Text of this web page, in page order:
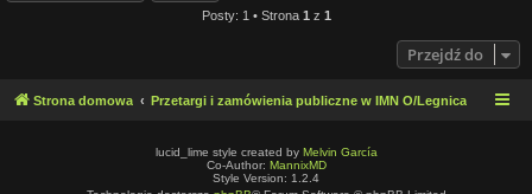
Posty: 1 • Strona 1 z 1
Przejdź do
Strona domowa Przetargi i zamówienia publiczne w IMN O/Legnica
lucid_lime style created by Melvin García
Co-Author: MannixMD
Style Version: 1.2.4